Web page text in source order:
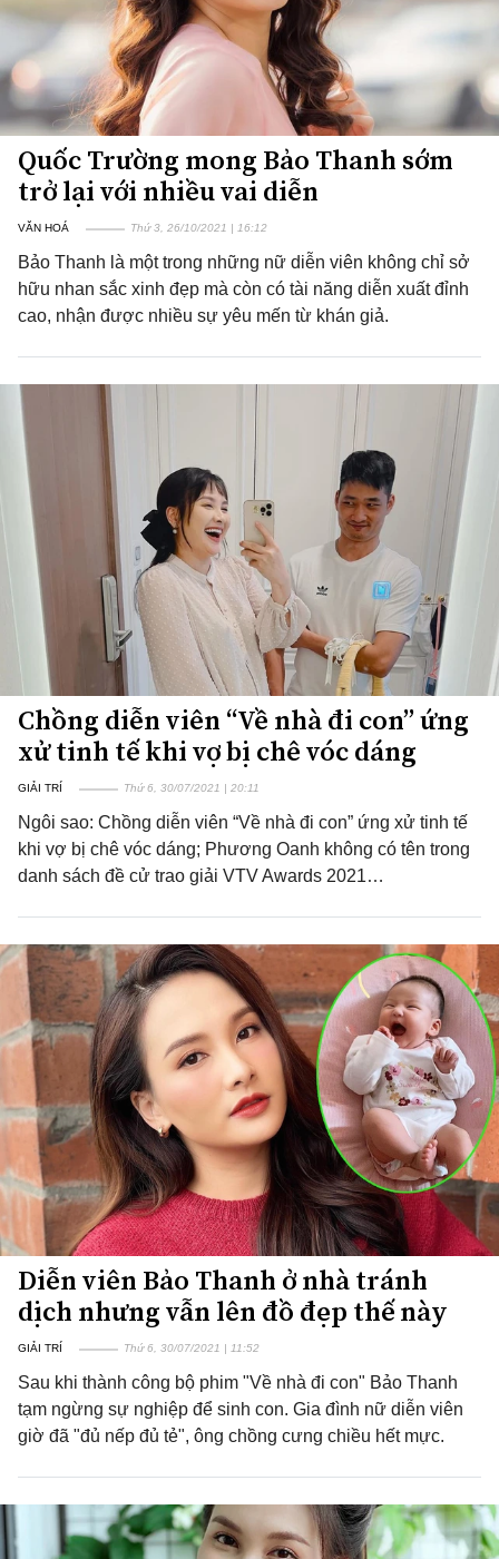
Quốc Trường mong Bảo Thanh sớm
trở lại với nhiều vai diễn
VĂN HOÁ Thứ 3, 26/10/2021 | 16:12
Bảo Thanh là một trong những nữ diễn viên không chỉ sở
hữu nhan sắc xinh đẹp mà còn có tài năng diễn xuất đỉnh
cao, nhận được nhiều sự yêu mến từ khán giả.
Chồng diễn viên “Về nhà đi con” ứng
xử tinh tế khi vợ bị chê vóc dáng
GIẢI TRÍ Thứ 6, 30/07/2021 | 20:11
Ngôi sao: Chồng diễn viên “Về nhà đi con” ứng xử tinh tế
khi vợ bị chê vóc dáng; Phương Oanh không có tên trong
danh sách đề cử trao giải VTV Awards 2021…
Diễn viên Bảo Thanh ở nhà tránh
dịch nhưng vẫn lên đồ đẹp thế này
GIẢI TRÍ Thứ 6, 30/07/2021 | 11:52
Sau khi thành công bộ phim "Về nhà đi con" Bảo Thanh
tạm ngừng sự nghiệp để sinh con. Gia đình nữ diễn viên
giờ đã "đủ nếp đủ tẻ", ông chồng cưng chiều hết mực.